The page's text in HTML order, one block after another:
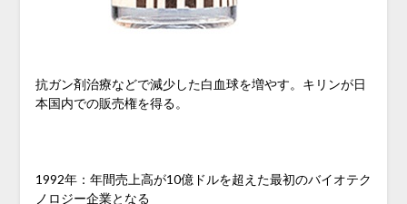
抗ガン剤治療などで減少した白血球を増やす。キリンが日
本国内での販売権を得る。
1992年：年間売上高が10億ドルを超えた最初のバイオテク
ノロジー企業となる